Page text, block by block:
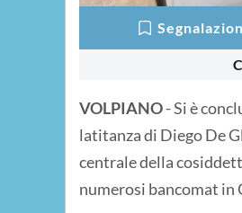
VOLPIANO- Si è
latitanza di Diego De
centrale della
numerosi bancomat in